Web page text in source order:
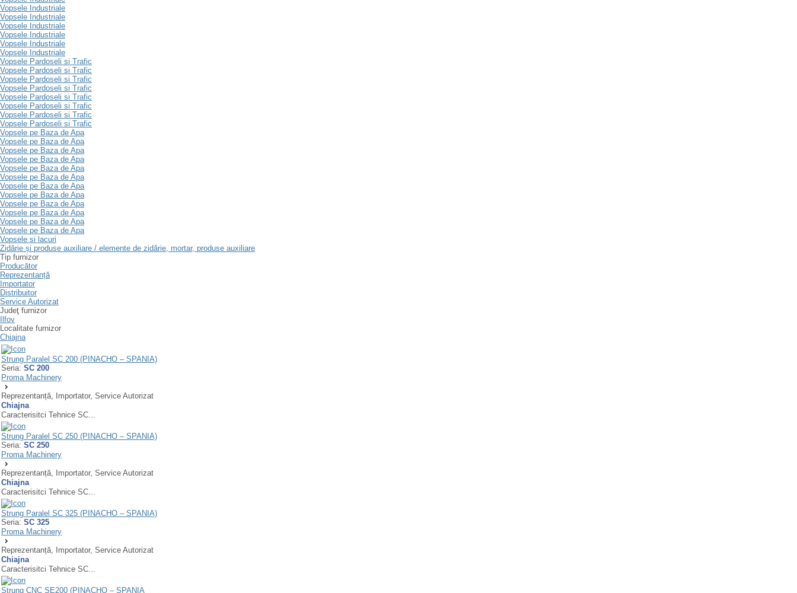
Vopsele Industriale
Vopsele Industriale
Vopsele Industriale
Vopsele Industriale
Vopsele Industriale
Vopsele Industriale
Vopsele Pardoseli si Trafic
Vopsele Pardoseli si Trafic
Vopsele Pardoseli si Trafic
Vopsele Pardoseli si Trafic
Vopsele Pardoseli si Trafic
Vopsele Pardoseli si Trafic
Vopsele Pardoseli si Trafic
Vopsele Pardoseli si Trafic
Vopsele pe Baza de Apa
Vopsele pe Baza de Apa
Vopsele pe Baza de Apa
Vopsele pe Baza de Apa
Vopsele pe Baza de Apa
Vopsele pe Baza de Apa
Vopsele pe Baza de Apa
Vopsele pe Baza de Apa
Vopsele pe Baza de Apa
Vopsele pe Baza de Apa
Vopsele pe Baza de Apa
Vopsele pe Baza de Apa
Vopsele si lacuri
Zidărie și produse auxiliare / elemente de zidărie, mortar, produse auxiliare
Tip furnizor
Producător
Reprezentanță
Importator
Distribuitor
Service Autorizat
Judeţ furnizor
Ilfov
Localitate furnizor
Chiajna
Strung Paralel SC 200 (PINACHO – SPANIA)
Seria: SC 200
Proma Machinery
Reprezentanță, Importator, Service Autorizat
Chiajna
Caracterisitci Tehnice SC...
Strung Paralel SC 250 (PINACHO – SPANIA)
Seria: SC 250
Proma Machinery
Reprezentanță, Importator, Service Autorizat
Chiajna
Caracterisitci Tehnice SC...
Strung Paralel SC 325 (PINACHO – SPANIA)
Seria: SC 325
Proma Machinery
Reprezentanță, Importator, Service Autorizat
Chiajna
Caracterisitci Tehnice SC...
Strung CNC SE200 (PINACHO – SPANIA